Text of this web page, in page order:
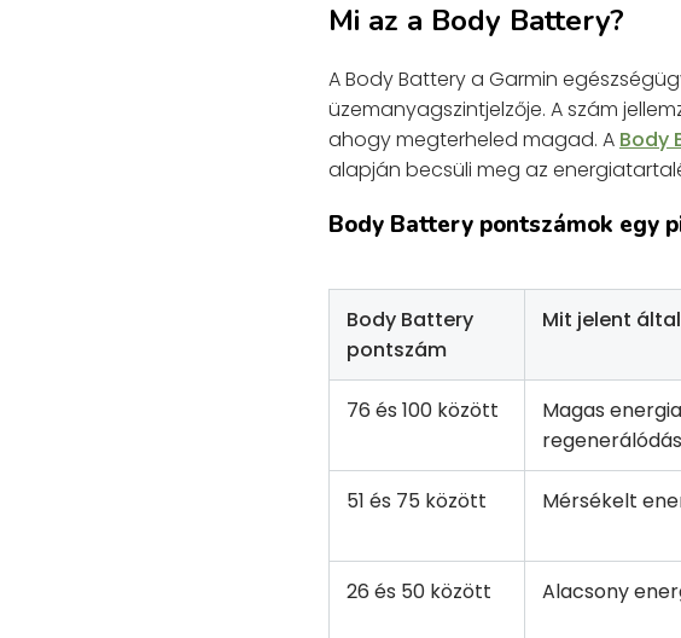
Mi az a Body Battery?
A Body Battery a Garmin
üzemanyagszintjelzője. A szám
ahogy megterheled magad. A Body
alapján becsüli meg az
Body Battery pontszámok egy
Body Battery
pontszám
Mit jelent
76 és 100 között
Magas
regenerálódás
51 és 75 között Mérsékelt
26 és 50 között Alacsony